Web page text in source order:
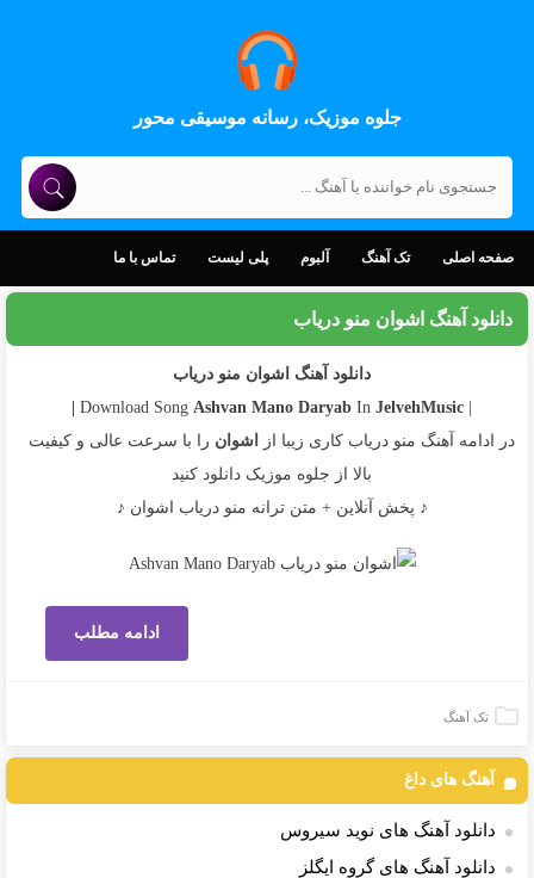
جلوه موزیک، رسانه موسیقی محور
صفحه اصلی تک آهنگ آلبوم پلی لیست تماس با ما
دانلود آهنگ اشوان منو دریاب
دانلود آهنگ اشوان منو دریاب
Ashvan Mano Daryab InJelvehMusic |
در ادامه آهنگ منو دریاب کاری زیبا از
اشوان را با سرعت عالی و کیفیت
بالا از جلوه موزیک دانلود کنید
♪ پخش آنلاین + متن ترانه منو دریاب اشوان ♪
ادامه مطلب
تک آهنگ
آهنگ های داغ
دانلود آهنگ های نوید سیروس
دانلود آهنگ های گروه ایگلز